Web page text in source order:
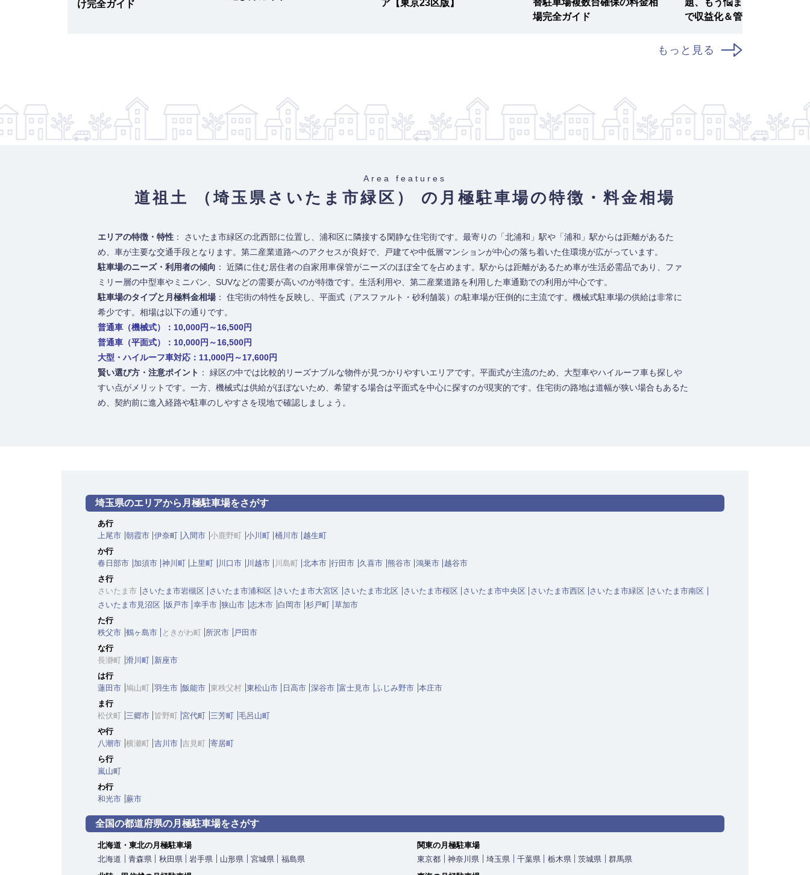
け完全ガイド
ア【東京23区版】
替駐車場複数台確保の料金相
場完全ガイド
題、もう悩まない！時間貸し
で収益化＆管理費削減の秘策
もっと見る
Area features
道祖土 （埼玉県さいたま市緑区） の月極駐車場の特徴・料金相場
エリアの特徴・特性 ： さいたま市緑区の北西部に位置し、浦和区に隣接する閑静な住宅街です。最寄りの「北浦和」駅や「浦和」駅からは距離があるた
め、車が主要な交通手段となります。第二産業道路へのアクセスが良好で、戸建てや中低層マンションが中心の落ち着いた住環境が広がっています。
駐車場のニーズ・利用者の傾向 ： 近隣に住む居住者の自家用車保管がニーズのほぼ全てを占めます。駅からは距離があるため車が生活必需品であり、ファ
ミリー層の中型車やミニバン、SUVなどの需要が高いのが特徴です。生活利用や、第二産業道路を利用した車通勤での利用が中心です。
駐車場のタイプと月極料金相場 ： 住宅街の特性を反映し、平面式（アスファルト・砂利舗装）の駐車場が圧倒的に主流です。機械式駐車場の供給は非常に
希少です。相場は以下の通りです。
普通車（機械式）：10,000円～16,500円
普通車（平面式）：10,000円～16,500円
大型・ハイルーフ車対応：11,000円～17,600円
賢い選び方・注意ポイント ： 緑区の中では比較的リーズナブルな物件が見つかりやすいエリアです。平面式が主流のため、大型車やハイルーフ車も探しや
すい点がメリットです。一方、機械式は供給がほぼないため、希望する場合は平面式を中心に探すのが現実的です。住宅街の路地は道幅が狭い場合もあるた
め、契約前に進入経路や駐車のしやすさを現地で確認しましょう。
埼玉県のエリアから月極駐車場をさがす
あ行
上尾市 朝霞市 伊奈町 入間市 小鹿野町 小川町 桶川市
越生町
か行
春日部市 加須市 神川町 上里町 川口市 川越市 川島町 北本市 行田市 久喜市 熊谷市 鴻巣市
越谷市
さ行
さいたま市 さいたま市岩槻区 さいたま市浦和区 さいたま市大宮区 さいたま市北区 さいたま市桜区 さいたま市中央区 さいたま市西区 さいたま市緑区
さいたま市南区
さいたま市見沼区 坂戸市 幸手市 狭山市 志木市 白岡市 杉戸町 草加市
た行
秩父市 鶴ヶ島市 ときがわ町 所沢市
戸田市
な行
長瀞町 滑川町
新座市
は行
蓮田市 鳩山町 羽生市 飯能市 東秩父村 東松山市 日高市 深谷市 富士見市 ふじみ野市 本庄市
ま行
松伏町 三郷市 皆野町 宮代町 三芳町 毛呂山町
や行
八潮市 横瀬町 吉川市 吉見町 寄居町
ら行
嵐山町
わ行
和光市 蕨市
全国の都道府県の月極駐車場をさがす
北海道・東北の月極駐車場
北海道
青森県 秋田県 岩手県 山形県 宮城県 福島県
関東の月極駐車場
東京都
神奈川県 埼玉県 千葉県 栃木県 茨城県
群馬県